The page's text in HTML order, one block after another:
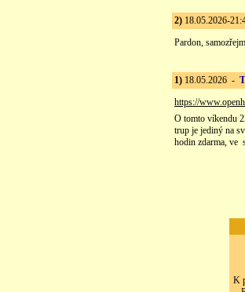
2) 18.05.2026-
Pardon,
1) 18.05.2026 -
https://
O tomto víkendu
trup je jediný na
hodin zdarma, ve
K